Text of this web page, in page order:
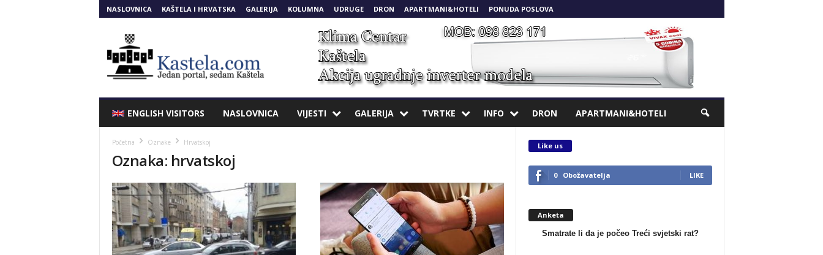
NASLOVNICA KAŠTELA I HRVATSKA GALERIJA KOLUMNA UDRUGE DRON APARTMANI&HOTELI PONUDA POSLOVA
ENGLISH VISITORS NASLOVNICA VIJESTI GALERIJA TVRTKE INFO DRON APARTMANI&HOTELI
Početna Oznake Hrvatskoj
Oznaka: hrvatskoj
Like us
0 Obožavatelja LIKE
Anketa
Smatrate li da je počeo Treći svjetski rat?